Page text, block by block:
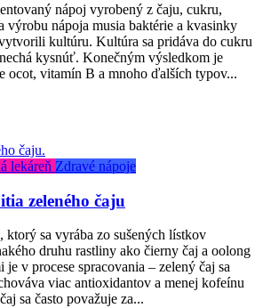
nápoj vyrobený z čaju, cukru,
výrobu nápoja musia baktérie a kvasinky
kultúru. Kultúra sa pridáva do cukru
kysnúť. Konečným výsledkom je
ocot, vitamín B a mnoho ďalších typov...
lekáreň Zdravé nápoje
zeleného čaju
ktorý sa vyrába zo sušených lístkov
druhu rastliny ako čierny čaj a oolong
v procese spracovania – zelený čaj sa
viac antioxidantov a menej kofeínu
sa často považuje za...